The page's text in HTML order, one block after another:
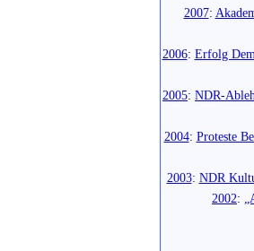
2007:
2006: Erfolg
2005: NDR-
2004: Proteste
2003: NDR
2002: